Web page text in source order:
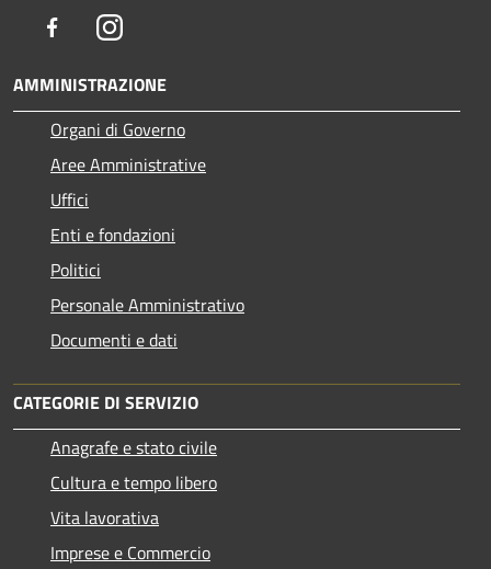
FacebookInstagram
AMMINISTRAZIONE
Organi di Governo
Aree Amministrative
Uffici
Enti e fondazioni
Politici
Personale Amministrativo
Documenti e dati
CATEGORIE DI SERVIZIO
Anagrafe e stato civile
Cultura e tempo libero
Vita lavorativa
Imprese e Commercio